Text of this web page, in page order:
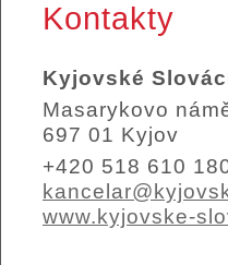
Kontakty
Kyjovské
Masarykovo
697 01 Kyjov
+420 518 610
www.kyjovske-